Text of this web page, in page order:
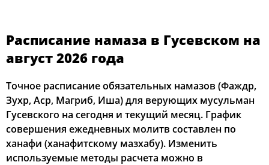
Расписание намаза в Гусевском на
август 2026 года
Точное расписание обязательных намазов (Фаждр,
Зухр, Аср, Магриб, Иша) для верующих мусульман
Гусевского на сегодня и текущий месяц. График
совершения ежедневных молитв составлен по
ханафи (ханафитскому мазхабу). Изменить
используемые методы расчета можно в